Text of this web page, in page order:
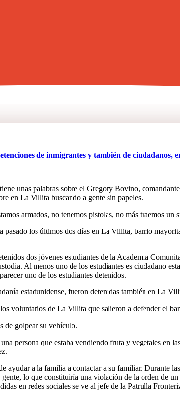
de inmigrantes y también de ciudadanos,
unas palabras sobre el Gregory Bovino,
en La Villita buscando a gente sin papeles.
armados, no tenemos pistolas, no más traemos un
pasado los últimos dos días en La Villita, barrio
dos jóvenes estudiantes de la Academia
Al menos uno de los estudiantes es ciudadano
uno de los estudiantes detenidos.
estadunidense, fueron detenidas también en La
voluntarios de La Villita que salieron a defender el
de golpear su vehículo.
persona que estaba vendiendo fruta y vegetales en
a la familia a contactar a su familiar. Durante
lo que constituiría una violación de la orden de
en redes sociales se ve al jefe de la Patrulla